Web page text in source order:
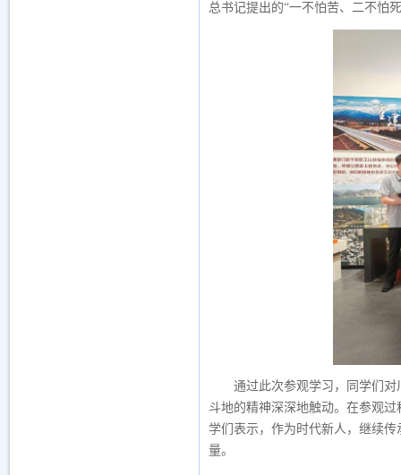
总书记提出的“一不怕苦、二不怕
通过此次参观学习，同学们
斗地的精神深深地触动。在参观
学们表示，作为时代新人，继续传
量。